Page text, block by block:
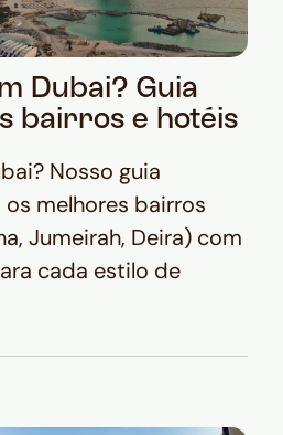
Dubai? Guia
bairros e hotéis
Nosso guia
melhores bairros
Jumeirah, Deira) com
cada estilo de